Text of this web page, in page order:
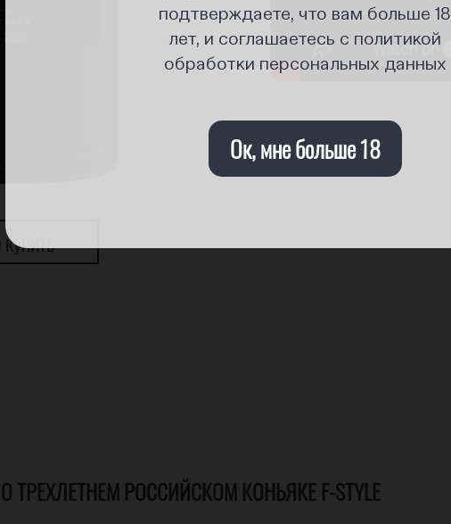
подтверждаете, что вам больше 18
лет, и соглашаетесь с политикой
обработки персональных данных
Ок, мне больше 18
РОССИЙСКОМ КОНЬЯКЕ F-STYLE